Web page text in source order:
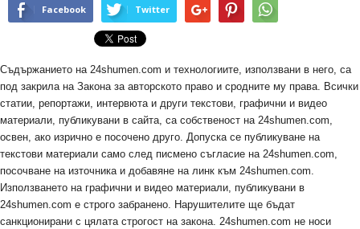
Facebook Twitter
Съдържанието на 24shumen.com и технологиите, използвани в него, са
под закрила на Закона за авторското право и сродните му права. Всички
статии, репортажи, интервюта и други текстови, графични и видео
материали, публикувани в сайта, са собственост на 24shumen.com,
освен, ако изрично е посочено друго. Допуска се публикуване на
текстови материали само след писмено съгласие на 24shumen.com,
посочване на източника и добавяне на линк към 24shumen.com.
Използването на графични и видео материали, публикувани в
24shumen.com е строго забранено. Нарушителите ще бъдат
санкционирани с цялата строгост на закона. 24shumen.com не носи